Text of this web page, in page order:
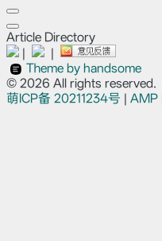
Article Directory
|
|
Theme by handsome
© 2026 All rights reserved.
萌ICP备 20211234号 | AMP